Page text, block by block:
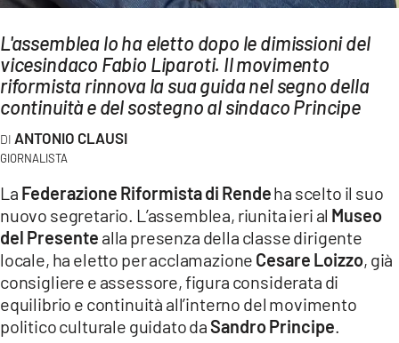
LAC ONAIR
LaC
Network
LACPLAY.IT
LACTV.IT
LACITYMAG.IT
ILREGGINO.IT
COSENZACHANNEL.IT
ILVIBONESE.IT
CATANZAROCHANNEL.IT
L'assemblea lo ha eletto dopo le dimissioni del
vicesindaco Fabio Liparoti. Il movimento
riformista rinnova la sua guida nel segno della
continuità e del sostegno al sindaco Principe
ANTONIO CLAUSI
GIORNALISTA
La Federazione Riformista di Rendeha scelto il suo
nuovo segretario. L’assemblea, riunita ieri al Museo
del Presente alla presenza della classe dirigente
locale, ha eletto per acclamazione Cesare Loizzo, già
consigliere e assessore, figura considerata di
equilibrio e continuità all’interno del movimento
politico culturale guidato daSandro Principe